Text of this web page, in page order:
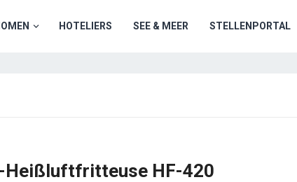
HOTELIERS SEE & MEER STELLENPORTAL
Heißluftfritteuse HF-420